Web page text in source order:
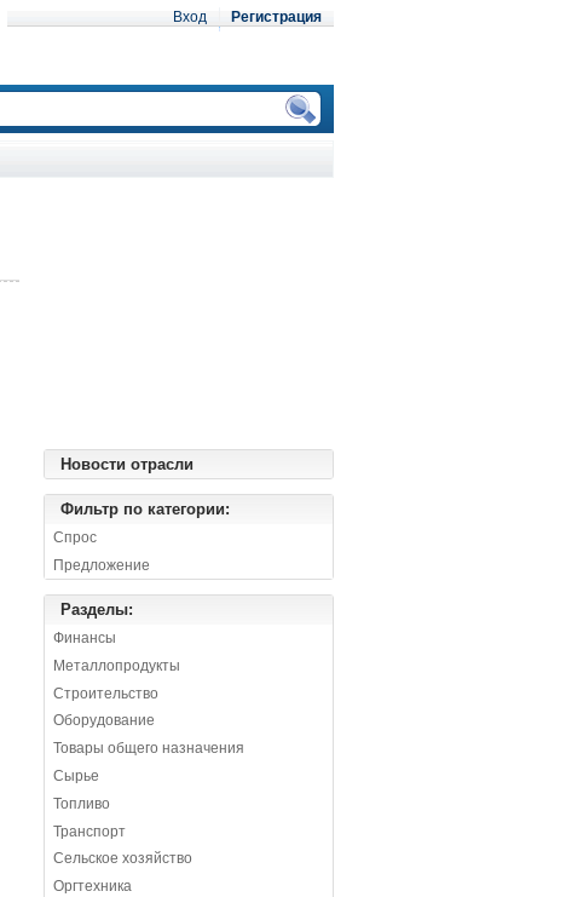
Вход Регистрация
Новости отрасли
Фильтр по категории:
Спрос
Предложение
Разделы:
Финансы
Металлопродукты
Строительство
Оборудование
Товары общего назначения
Сырье
Топливо
Транспорт
Сельское хозяйство
Оргтехника